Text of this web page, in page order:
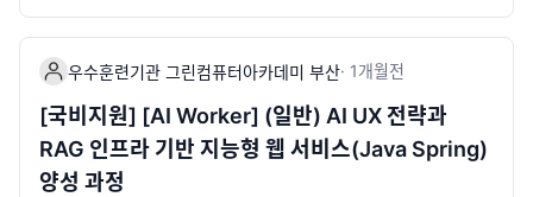
자인 실무 역량을 교육합니다.​​■ 전화문의 : 051-912-1000■ 카
로가기​
취 1유형, 2유형(특정계층) 훈련비 전액 지원· ​훈련장려금 지급 :
월 최대 20만원 지급· ​구직촉진수당 : 국취1유형-월 최대 60만원
(가족수당 최대 40만원)·​ 1:1 취업지원 서비스 제공 (진로상담·자
소서/이력서 첨삭·취업세미나·참여 기업 취업 연계 등)· 훈련생 무
료보험가입(재해보험)&nbsp;※​ 과정안내- 다양한 스마트기기 플
랫폼에 적용 가능한 웹기반의 콘텐츠서비스를 기획, 분석, 설계, 구
우수훈련기관 그린컴퓨터아카데미 부산· 1개월전
[국비지원] [AI Worker] (일반) AI UX 전략과
RAG 인프라 기반 지능형 웹 서비스(Java Spring)
양성 과정